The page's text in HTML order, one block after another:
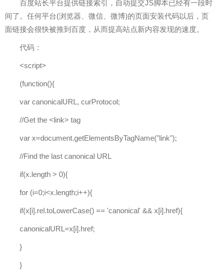
百度站长平台提供链接索引，自动提交JS脚本已经有一段时
间了。任何平台(浏览器、微信、微博)的页面安装代码以后，页
面链接会很快被推到百度，从而提高站点新内容发现的速度。
代码：
<script>
(function(){
var canonicalURL, curProtocol;
//Get the <link> tag
var x=document.getElementsByTagName("link");
//Find the last canonical URL
if(x.length > 0){
for (i=0;i<x.length;i++){
if(x[i].rel.toLowerCase() == 'canonical' && x[i].href){
canonicalURL=x[i].href;
}
}